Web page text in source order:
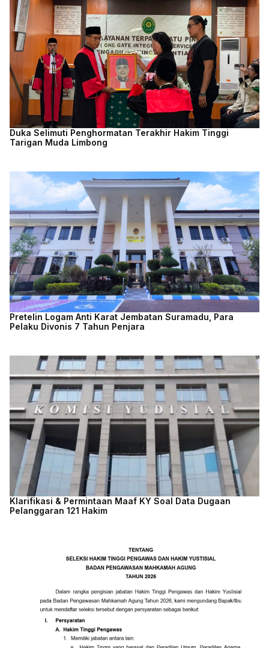
Duka Selimuti Penghormatan Terakhir Hakim Tinggi
Tarigan Muda Limbong
Pretelin Logam Anti Karat Jembatan Suramadu, Para
Pelaku Divonis 7 Tahun Penjara
Klarifikasi & Permintaan Maaf KY Soal Data Dugaan
Pelanggaran 121 Hakim